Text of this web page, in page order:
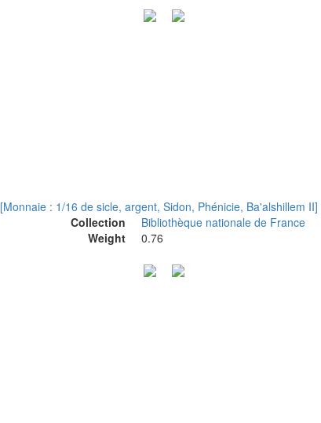
[Monnaie : 1/16 de sicle, argent, Sidon, Phénicie, Ba'alshillem II]
Collection
Bibliothèque nationale de France
Weight
0.76